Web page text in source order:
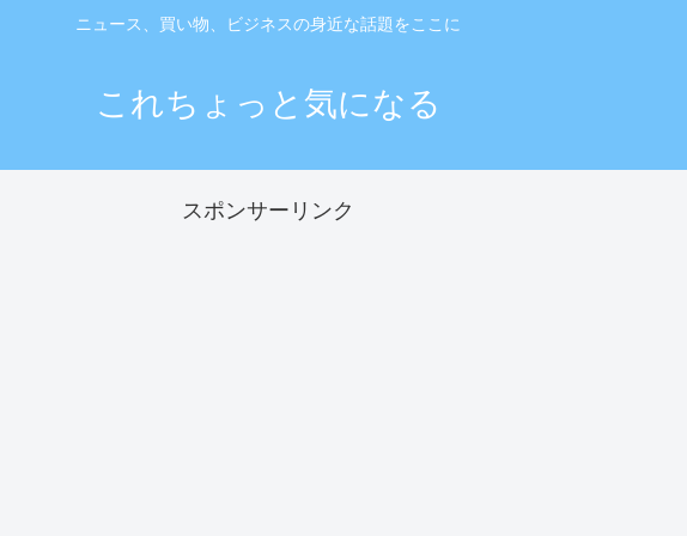
ニュース、買い物、ビジネスの身近な話題をここに
これちょっと気になる
スポンサーリンク